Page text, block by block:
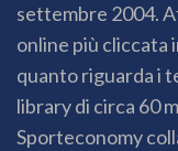
settembre 2004.
online più cliccata
quanto riguarda i
library di circa 60
Sporteconomy